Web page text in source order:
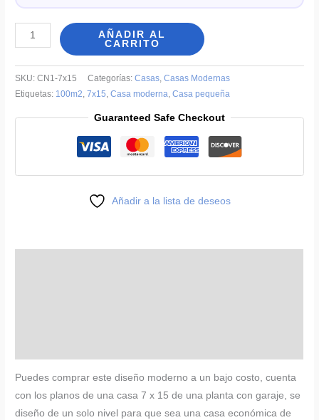
Planos
de
casas
de
de
con
AÑADIR AL
CARRITO
SKU:CN1-7x15 Categorías:Casas,Casas Modernas
Etiquetas: 100m2,7x15,Casa moderna,Casa pequeña
Guaranteed Safe Checkout
Añadir a la lista de deseos
Puedes comprar este diseño moderno a un bajo costo, cuenta
con los planos de una casa 7 x 15 de una planta con garaje, se
diseño de un solo nivel para que sea una casa económica de